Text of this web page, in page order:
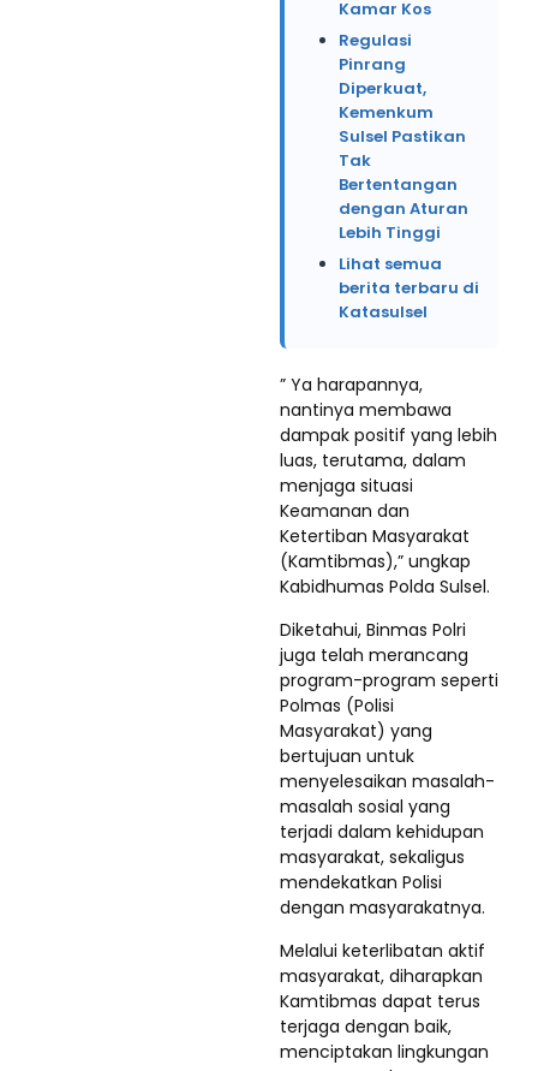
Kamar Kos
Regulasi
Pinrang
Diperkuat,
Kemenkum
Sulsel Pastikan
Tak
Bertentangan
dengan Aturan
Lebih Tinggi
Lihat semua
berita terbaru di
Katasulsel
” Ya harapannya,
nantinya membawa
dampak positif yang lebih
luas, terutama, dalam
menjaga situasi
Keamanan dan
Ketertiban Masyarakat
(Kamtibmas),” ungkap
Kabidhumas Polda Sulsel.
Diketahui, Binmas Polri
juga telah merancang
program-program seperti
Polmas (Polisi
Masyarakat) yang
bertujuan untuk
menyelesaikan masalah-
masalah sosial yang
terjadi dalam kehidupan
masyarakat, sekaligus
mendekatkan Polisi
dengan masyarakatnya.
Melalui keterlibatan aktif
masyarakat, diharapkan
Kamtibmas dapat terus
terjaga dengan baik,
menciptakan lingkungan